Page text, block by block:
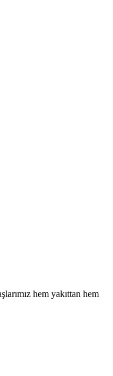
hem yakıttan hem